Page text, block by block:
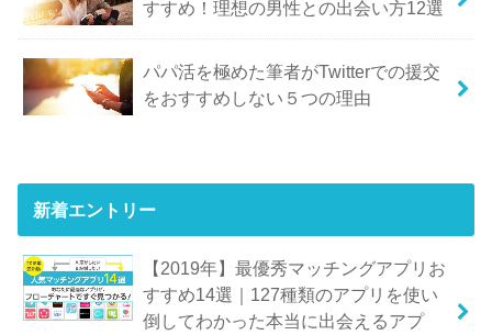
すすめ！理想の男性との出会い方12選
パパ活を極めた筆者がTwitterでの援交
をおすすめしない５つの理由
新着エントリー
【2019年】最優秀マッチングアプリお
すすめ14選｜127種類のアプリを使い
倒してわかった本当に出会えるアプ